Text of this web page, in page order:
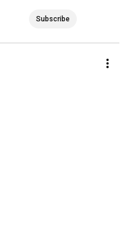
Subscribe